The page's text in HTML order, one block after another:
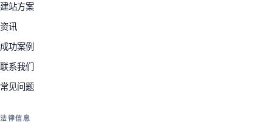
建站方案
资讯
成功案例
联系我们
常见问题
法律信息